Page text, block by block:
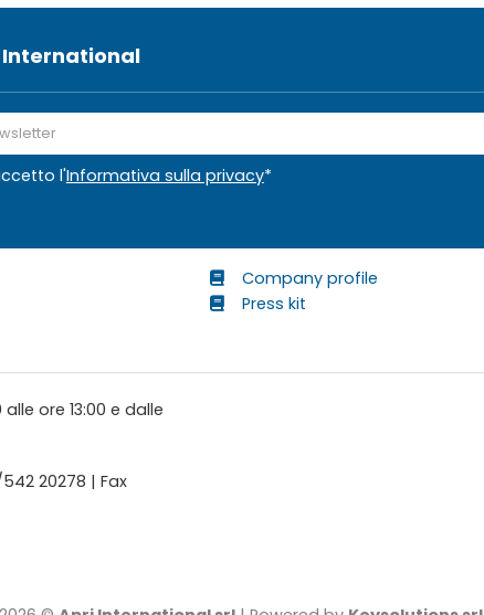
l'Informativa sulla privacy*
Company profile
Press kit
ore 13:00 e dalle
542 20278 | Fax